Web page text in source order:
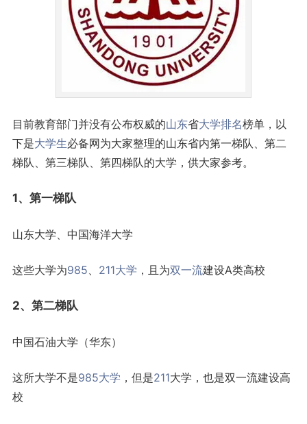
目前教育部门并没有公布权威的山东省大学排名榜单，以
下是大学生必备网为大家整理的山东省内第一梯队、第二
梯队、第三梯队、第四梯队的大学，供大家参考。
1、第一梯队
山东大学、中国海洋大学
这些大学为985、 211大学 ，且为双一流建设A类高校
2、第二梯队
中国石油大学（华东）
这所大学不是985大学 ，但是211大学，也是双一流建设高
校